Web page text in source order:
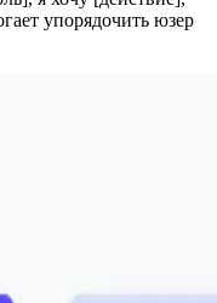
упорядочить юзер